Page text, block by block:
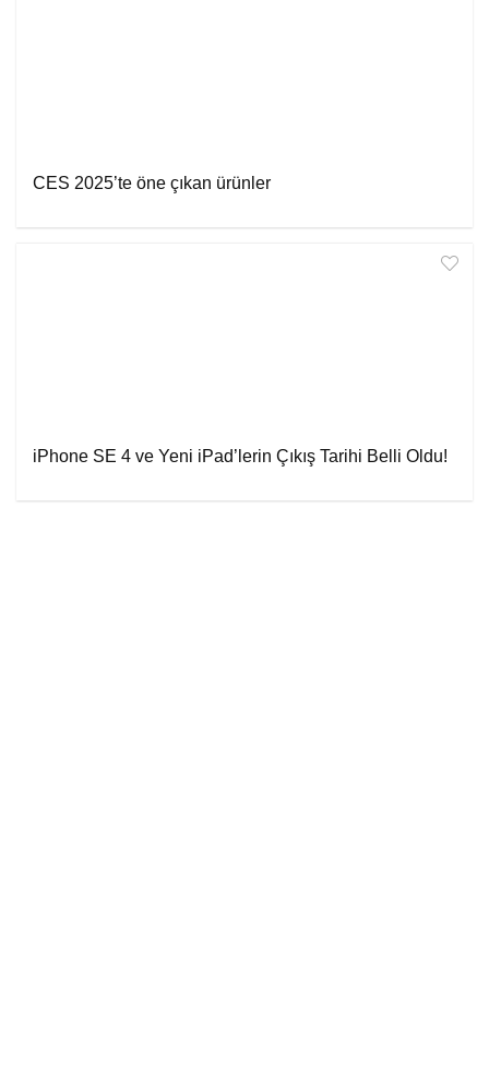
CES 2025’te öne çıkan ürünler
iPhone SE 4 ve Yeni iPad’lerin Çıkış Tarihi Belli Oldu!